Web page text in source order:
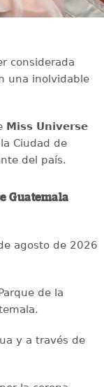
considerada
una inolvidable
Miss Universe
Ciudad de
del país.
Guatemala
agosto de 2026
de la
y a través de